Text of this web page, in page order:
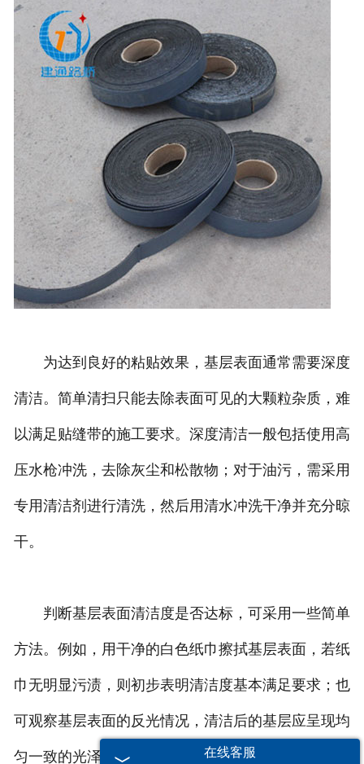
为达到良好的粘贴效果，基层表面通常需要深度
清洁。简单清扫只能去除表面可见的大颗粒杂质，难
以满足贴缝带的施工要求。深度清洁一般包括使用高
压水枪冲洗，去除灰尘和松散物；对于油污，需采用
专用清洁剂进行清洗，然后用清水冲洗干净并充分晾
干。
判断基层表面清洁度是否达标，可采用一些简单
方法。例如，用干净的白色纸巾擦拭基层表面，若纸
巾无明显污渍，则初步表明清洁度基本满足要求；也
可观察基层表面的反光情况，清洁后的基层应呈现均
匀一致的光泽，无明显杂质反光点。
在线客服